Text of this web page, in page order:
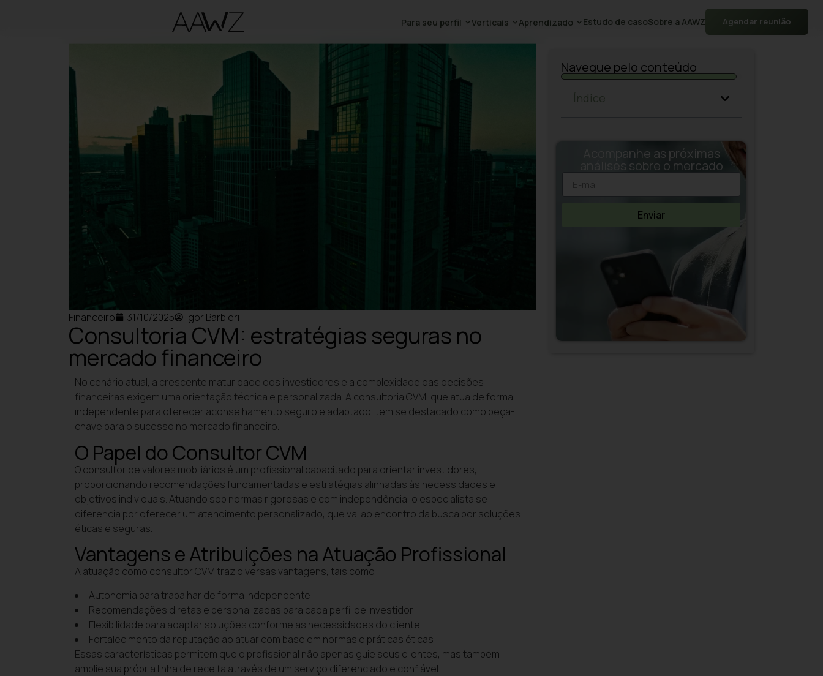
Para seu perfil Verticais Aprendizado Estudo de casoSobre a AAWZ Agendar reunião
Financeiro 31/10/2025 Igor Barbieri
Consultoria CVM: estratégias seguras no
mercado financeiro
No cenário atual, a crescente maturidade dos investidores e a complexidade das decisões
financeiras exigem uma orientação técnica e personalizada. A consultoria CVM, que atua de forma
independente para oferecer aconselhamento seguro e adaptado, tem se destacado como peça-
chave para o sucesso no mercado financeiro.
O Papel do Consultor CVM
O consultor de valores mobiliários é um profissional capacitado para orientar investidores,
proporcionando recomendações fundamentadas e estratégias alinhadas às necessidades e
objetivos individuais. Atuando sob normas rigorosas e com independência, o especialista se
diferencia por oferecer um atendimento personalizado, que vai ao encontro da busca por soluções
éticas e seguras.
Vantagens e Atribuições na Atuação Profissional
A atuação como consultor CVM traz diversas vantagens, tais como:
Autonomia para trabalhar de forma independente
Recomendações diretas e personalizadas para cada perfil de investidor
Flexibilidade para adaptar soluções conforme as necessidades do cliente
Fortalecimento da reputação ao atuar com base em normas e práticas éticas
Essas características permitem que o profissional não apenas guie seus clientes, mas também
amplie sua própria linha de receita através de um serviço diferenciado e confiável.
Navegue pelo conteúdo
Índice
Acompanhe as próximas
análises sobre o mercado
Enviar